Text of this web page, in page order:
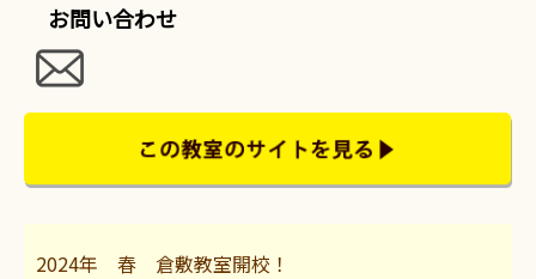
お問い合わせ
2024年 春 倉敷教室開校！